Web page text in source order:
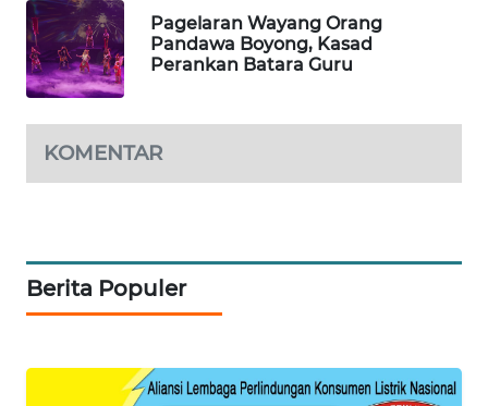
Pagelaran Wayang Orang
Pandawa Boyong, Kasad
Perankan Batara Guru
KOMENTAR
Berita Populer
WN
TAPANULI
UTARA
WN